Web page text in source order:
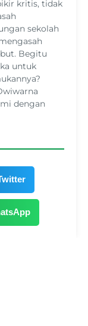
kritis, tidak
sekolah
Begitu
untuk
dengan